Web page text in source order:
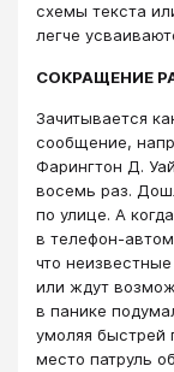
схемы текста
легче
СОКРАЩЕНИЕ
Зачитывается
сообщение,
Фарингтон Д.
восемь раз.
по улице. А
в телефон-
что
или ждут
в панике
умоляя быстрей
место патруль